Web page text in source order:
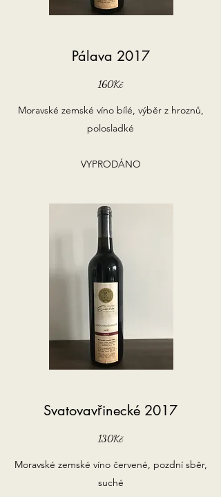
Pálava 2017
160Kč
Moravské zemské víno bílé, výběr z hroznů,
polosladké
VYPRODÁNO
Svatovavřinecké 2017
130Kč
Moravské zemské víno červené, pozdní sběr,
suché